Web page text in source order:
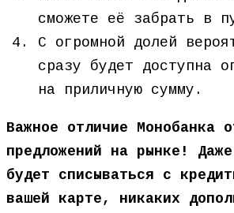
сможете её забрать в
С огромной долей
сразу будет доступна
на приличную сумму.
Важное отличие Монобанка
предложений на рынке!
будет списываться с
вашей карте, никаких